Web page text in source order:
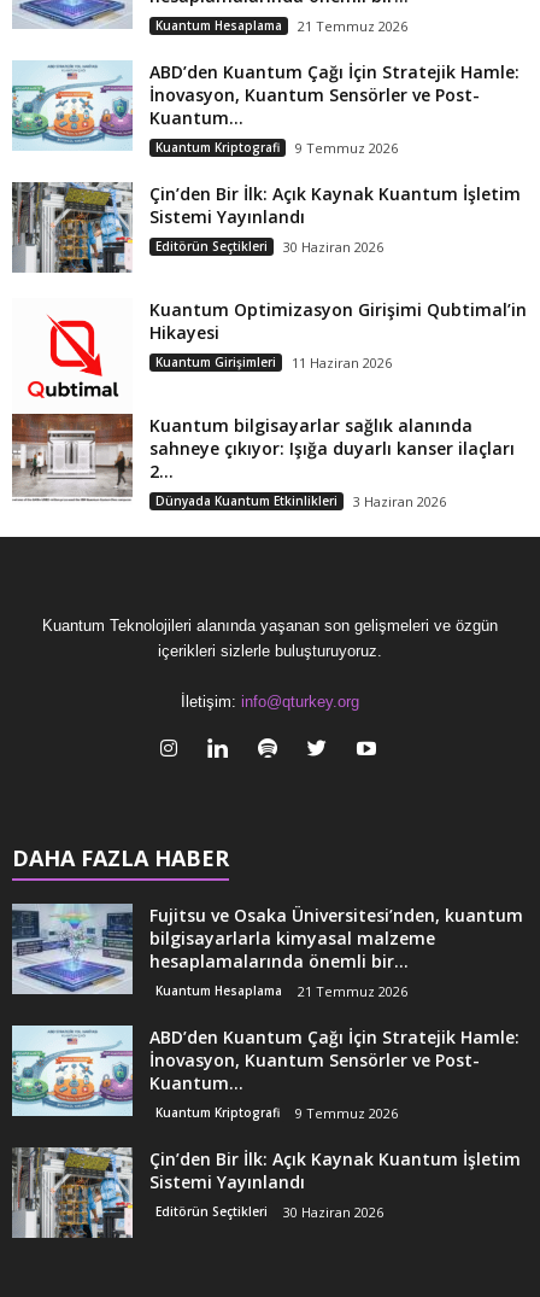
Kuantum Hesaplama 21 Temmuz 2026
ABD’den Kuantum Çağı İçin Stratejik Hamle:
İnovasyon, Kuantum Sensörler ve Post-
Kuantum...
Kuantum Kriptografi 9 Temmuz 2026
Çin’den Bir İlk: Açık Kaynak Kuantum İşletim
Sistemi Yayınlandı
Editörün Seçtikleri 30 Haziran 2026
Kuantum Optimizasyon Girişimi Qubtimal’in
Hikayesi
Kuantum Girişimleri 11 Haziran 2026
Kuantum bilgisayarlar sağlık alanında
sahneye çıkıyor: Işığa duyarlı kanser ilaçları
2...
Dünyada Kuantum Etkinlikleri 3 Haziran 2026
Kuantum Teknolojileri alanında yaşanan son gelişmeleri ve özgün
içerikleri sizlerle buluşturuyoruz.
İletişim: info@qturkey.org
DAHA FAZLA HABER
Fujitsu ve Osaka Üniversitesi’nden, kuantum
bilgisayarlarla kimyasal malzeme
hesaplamalarında önemli bir...
Kuantum Hesaplama 21 Temmuz 2026
ABD’den Kuantum Çağı İçin Stratejik Hamle:
İnovasyon, Kuantum Sensörler ve Post-
Kuantum...
Kuantum Kriptografi 9 Temmuz 2026
Çin’den Bir İlk: Açık Kaynak Kuantum İşletim
Sistemi Yayınlandı
Editörün Seçtikleri 30 Haziran 2026